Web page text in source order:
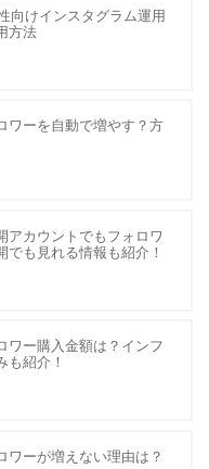
向けインスタグラム運用
方法
ワーを自動で増やす？方
アカウントでもフォロワ
も見れる情報も紹介！
ワー購入金額は？インフ
紹介！
ワーが増えない理由は？